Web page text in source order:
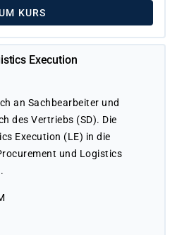
KURS
Execution
an Sachbearbeiter und
des Vertriebs (SD). Die
Execution (LE) in die
und Logistics